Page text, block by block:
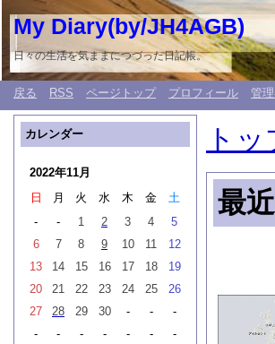
My Diary(by/JH4AGB)
日々の生活を気ままにつづった日記帳。
戻る RSS ページトップ プロフィール 管
トッ
最
カレンダー
2022年11月
日
月 火 水 木 金
土
-
- 1 2 3 4
5
6
7 8 9 10 11
12
13
14 15 16 17 18
19
20
21 22 23 24 25
26
27
28 29 30 - -
-
-
- - - - -
-